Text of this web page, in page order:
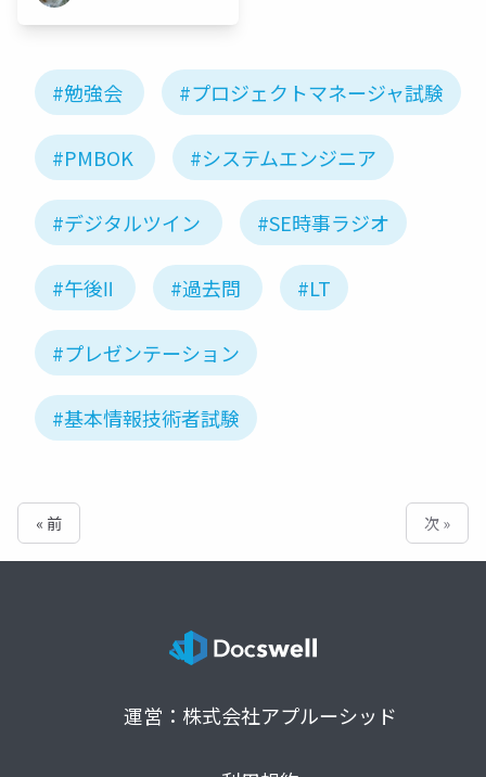
#勉強会 #プロジェクトマネージャ試験
#PMBOK #システムエンジニア
#デジタルツイン #SE時事ラジオ
#午後Ⅱ #過去問 #LT
#プレゼンテーション
#基本情報技術者試験
« 前 次 »
運営：株式会社アプルーシッド